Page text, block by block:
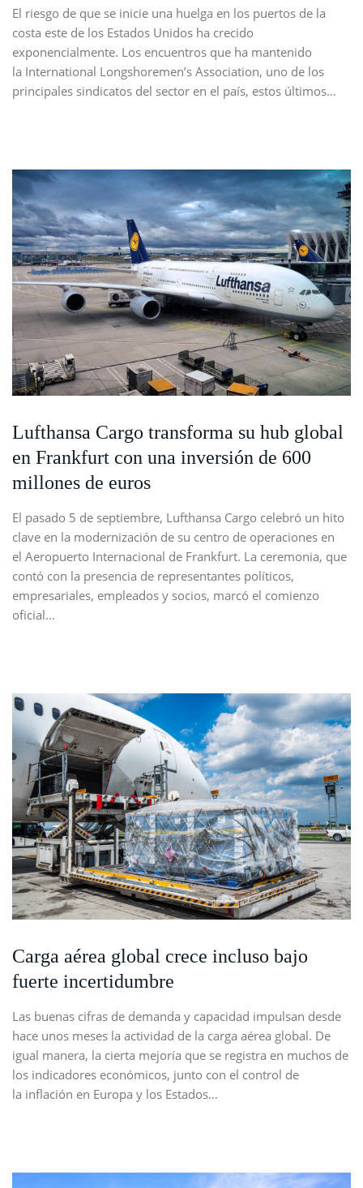
El riesgo de que se inicie una huelga en los puertos de la
costa este de los Estados Unidos ha crecido
exponencialmente. Los encuentros que ha mantenido
la International Longshoremen’s Association, uno de los
principales sindicatos del sector en el país, estos últimos…
Lufthansa Cargo transforma su hub global
en Frankfurt con una inversión de 600
millones de euros
El pasado 5 de septiembre, Lufthansa Cargo celebró un hito
clave en la modernización de su centro de operaciones en
el Aeropuerto Internacional de Frankfurt. La ceremonia, que
contó con la presencia de representantes políticos,
empresariales, empleados y socios, marcó el comienzo
oficial…
Carga aérea global crece incluso bajo
fuerte incertidumbre
Las buenas cifras de demanda y capacidad impulsan desde
hace unos meses la actividad de la carga aérea global. De
igual manera, la cierta mejoría que se registra en muchos de
los indicadores económicos, junto con el control de
la inflación en Europa y los Estados…